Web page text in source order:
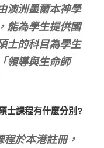
澳洲墨爾本神學
能為學生提供國
士的科目為學生
領導與生命師
士課程有什麼分別?
於本港註冊，